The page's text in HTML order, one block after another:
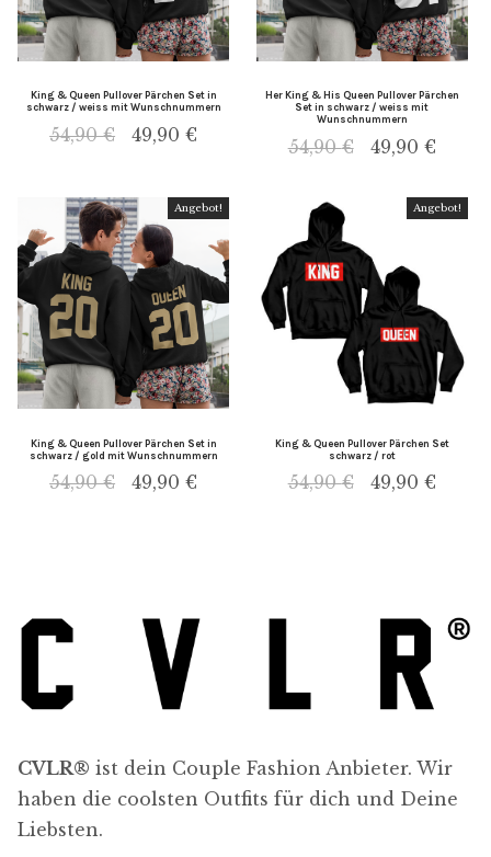
King & Queen Pullover Pärchen Set in
schwarz / weiss mit Wunschnummern
54,90€ 49,90 €
Her King & His Queen Pullover Pärchen
Set in schwarz / weiss mit
Wunschnummern
54,90€ 49,90 €
King & Queen Pullover Pärchen Set in
schwarz / gold mit Wunschnummern
54,90€ 49,90 €
Angebot!
King & Queen Pullover Pärchen Set
schwarz / rot
54,90€ 49,90 €
Angebot!
CVLR® ist dein Couple Fashion Anbieter. Wir
haben die coolsten Outfits für dich und Deine
Liebsten.